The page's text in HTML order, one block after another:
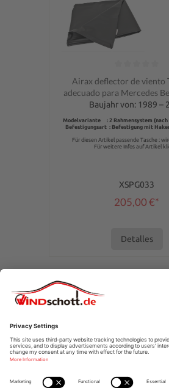
Calificación promedio de 0 de
Airax deflector de viento
adecuado para Mercedes
Baujahr von: 1989 –
Modelvariante : 2 Rahmensystem (nach
Befestigungsart : Befestigung mit
Für diesen Artikel passende Tasche :
Für weitere Infos auf Artikel
XSPG033
205,00 €*
Detalles
LÍNEA DE ASISTENCIA
INFORMACIÓN